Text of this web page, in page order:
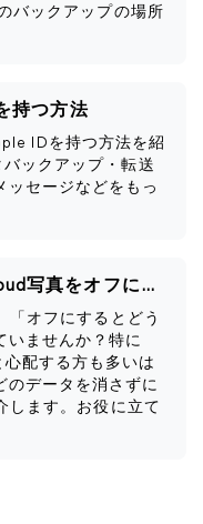
バックアップの場所
持つ方法
IDを持つ方法を紹
ックアップ・転送
ッセージなどをもっ
【iPhone】写真を消さずにiCloud写真をオフにする方法
「オフにするとどう
いませんか？特に
配する方も多いは
のデータを消さずに
します。お役に立て